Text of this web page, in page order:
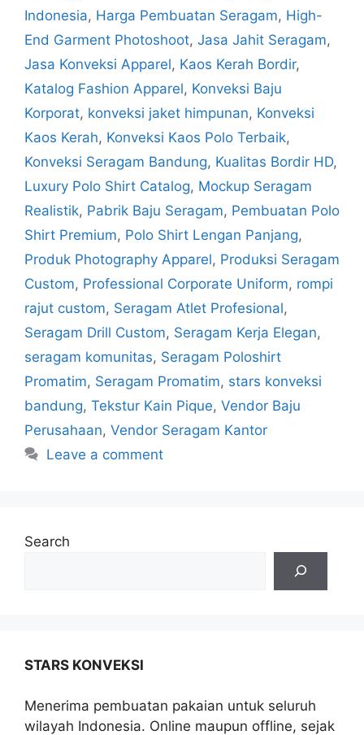
Indonesia, Harga Pembuatan Seragam, High-
End Garment Photoshoot, Jasa Jahit Seragam,
Jasa Konveksi Apparel, Kaos Kerah Bordir,
Katalog Fashion Apparel, Konveksi Baju
Korporat, konveksi jaket himpunan, Konveksi
Kaos Kerah, Konveksi Kaos Polo Terbaik,
Konveksi Seragam Bandung, Kualitas Bordir HD,
Luxury Polo Shirt Catalog, Mockup Seragam
Realistik, Pabrik Baju Seragam, Pembuatan Polo
Shirt Premium, Polo Shirt Lengan Panjang,
Produk Photography Apparel, Produksi Seragam
Custom, Professional Corporate Uniform, rompi
rajut custom, Seragam Atlet Profesional,
Seragam Drill Custom, Seragam Kerja Elegan,
seragam komunitas, Seragam Poloshirt
Promatim, Seragam Promatim, stars konveksi
bandung, Tekstur Kain Pique, Vendor Baju
Perusahaan, Vendor Seragam Kantor
Leave a comment
Search
STARS KONVEKSI
Menerima pembuatan pakaian untuk seluruh
wilayah Indonesia. Online maupun offline, sejak